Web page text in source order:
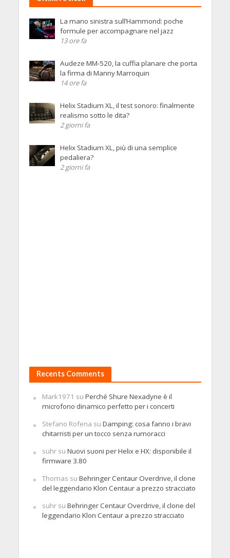
La mano sinistra sull’Hammond: poche
formule per accompagnare nel jazz
13 ore fa
Audeze MM-520, la cuffia planare che porta
la firma di Manny Marroquin
14 ore fa
Helix Stadium XL, il test sonoro: finalmente
realismo sotto le dita?
2 giorni fa
Helix Stadium XL, più di una semplice
pedaliera?
2 giorni fa
Recents Comments
Mark1971 su Perché Shure Nexadyne è il
microfono dinamico perfetto per i concerti
Stefano Rofena su Damping: cosa fanno i bravi
chitarristi per un tocco senza rumoracci
suhrsu Nuovi suoni per Helix e HX: disponibile il
firmware 3.80
Thomas su Behringer Centaur Overdrive, il clone
del leggendario Klon Centaur a prezzo stracciato
suhrsu Behringer Centaur Overdrive, il clone del
leggendario Klon Centaur a prezzo stracciato